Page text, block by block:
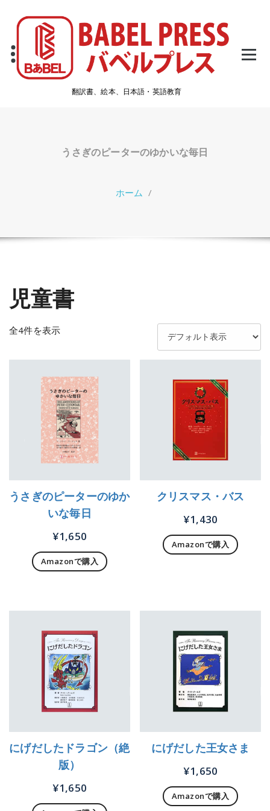
翻訳書、絵本、日本語・英語教育
うさぎのピーターのゆかいな毎日
ホーム /
児童書
全4件を表示
うさぎのピーターのゆか
いな毎日
¥1,650
Amazonで購入
クリスマス・バス
¥1,430
Amazonで購入
にげだしたドラゴン（絶
版）
¥1,650
にげだした王女さま
¥1,650
Amazonで購入